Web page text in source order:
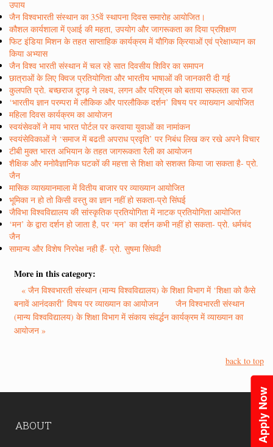
Apply Now
उपाय
जैन विश्वभारती संस्थान का 35वें स्थापना दिवस समारोह आयोजित।
कौशल कार्यशाला में एआई की महता, उपयोग और जागरूकता का दिया प्रशिक्षण
फिट इंडिया मिशन के तहत साप्ताहिक कार्यक्रम में यौगिक क्रियाओं एवं प्रेक्षाध्यान का
किया अभ्यास
जैन विश्व भारती संस्थान में चल रहे सात दिवसीय शिविर का समापन
छात्राओं के लिए क्विज प्रतियोगिता और भारतीय भाषाओं की जानकारी दी गई
कुलपति प्रो. बच्छराज दूगड़ ने लक्ष्य, लगन और परिश्रम को बताया सफलता का राज
‘भारतीय ज्ञान परम्परा में लौकिक और पारलौकिक दर्शन’ विषय पर व्याख्यान आयोजित
महिला दिवस कार्यक्रम का आयोजन
स्वयंसेवकों ने माय भारत पोर्टल पर करवाया युवाओं का नामांकन
स्वयंसेविकाओं ने ‘समाज में बढती अपराध प्रवृति’ पर निबंध लिख कर रखे अपने विचार
टीबी मुक्त भारत अभियान के तहत जागरूकता रैली का आयोजन
शैक्षिक और मनोवैज्ञानिक घटकों की महत्ता से शिक्षा को सशक्त किया जा सकता है- प्रो.
जैन
मासिक व्याख्यानमाला में वितीय बाजार पर व्याख्यान आयोजित
भूमिका न हो तो किसी वस्तु का ज्ञान नहीं हो सकता-प्रो सिंघई
जैविभा विश्वविद्यालय की सांस्कृतिक प्रतियोगिता में नाटक प्रतियोगिता आयोजित
‘मन’ के द्वारा दर्शन हो जाता है, पर ‘मन’ का दर्शन कभी नहीं हो सकता- प्रो. धर्मचंद
जैन
सामान्य और विशेष निरपेक्ष नही हैं- प्रो. सुषमा सिंघवी
More in this category:
« जैन विश्वभारती संस्थान (मान्य विश्वविद्यालय) के शिक्षा विभाग में ‘शिक्षा को कैसे
बनावें आनंदकारी’ विषय पर व्याख्यान का आयोजन
जैन विश्वभारती संस्थान
(मान्य विश्वविद्यालय) के शिक्षा विभाग में संकाय संवर्द्धन कार्यक्रम में व्याख्यान का
आयोजन »
back to top
ABOUT